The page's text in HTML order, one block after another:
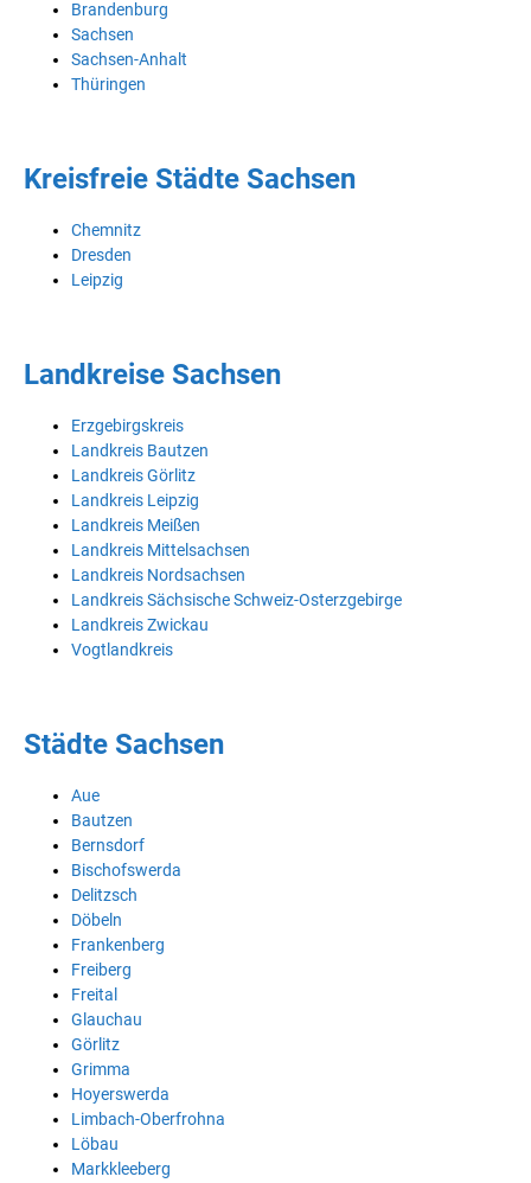
Brandenburg
Sachsen
Sachsen-Anhalt
Thüringen
Kreisfreie Städte Sachsen
Chemnitz
Dresden
Leipzig
Landkreise Sachsen
Erzgebirgskreis
Landkreis Bautzen
Landkreis Görlitz
Landkreis Leipzig
Landkreis Meißen
Landkreis Mittelsachsen
Landkreis Nordsachsen
Landkreis Sächsische Schweiz-Osterzgebirge
Landkreis Zwickau
Vogtlandkreis
Städte Sachsen
Aue
Bautzen
Bernsdorf
Bischofswerda
Delitzsch
Döbeln
Frankenberg
Freiberg
Freital
Glauchau
Görlitz
Grimma
Hoyerswerda
Limbach-Oberfrohna
Löbau
Markkleeberg